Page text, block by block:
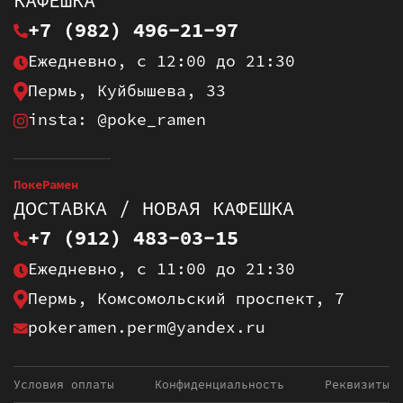
+7 (982) 496-21-97
Ежедневно, с 12:00 до 21:30
Пермь, Куйбышева, 33
insta: @poke_ramen
ПокеРамен
ДОСТАВКА / НОВАЯ КАФЕШКА
+7 (912) 483-03-15
Ежедневно, с 11:00 до 21:30
Пермь, Комсомольский проспект, 7
pokeramen.perm@yandex.ru
Условия оплаты Конфиденциальность Реквизиты